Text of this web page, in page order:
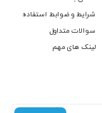
شرایط و ضوابط استفاده
سوالات متداول
لینک های مهم